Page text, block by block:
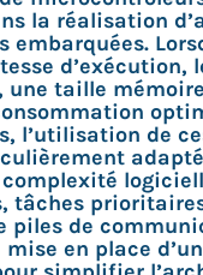
la réalisation
embarquées.
d’exécution,
une taille
l’utilisation de
complexité
tâches
piles de
en place